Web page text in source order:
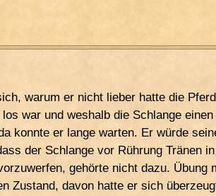
warum er nicht lieber hatte die
war und weshalb die Schlange
konnte er lange warten. Er würde
der Schlange vor Rührung Tränen
gehörte nicht dazu. Übung
Zustand, davon hatte er sich